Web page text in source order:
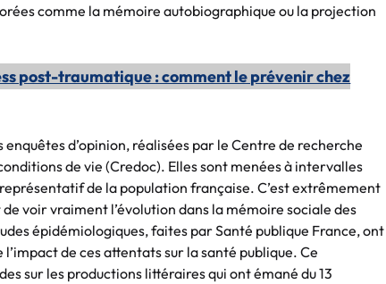
comme la mémoire autobiographique ou la projection
post-traumatique : comment le prévenir chez
enquêtes d’opinion, réalisées par le Centre de recherche
de vie (Credoc). Elles sont menées à intervalles
de la population française. C’est extrêmement
voir vraiment l’évolution dans la mémoire sociale des
épidémiologiques, faites par Santé publique France, ont
de ces attentats sur la santé publique. Ce
sur les productions littéraires qui ont émané du 13